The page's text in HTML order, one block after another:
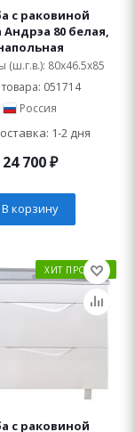
с раковиной
Андрэа 80 белая,
(ш.г.в.): 80x46.5x85
051714
Россия
1-2 дня
24 700₽
В корзину
ХИТ ПРОДАЖ
с раковиной